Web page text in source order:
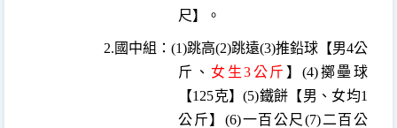
尺】。
2. 國中組： (1)跳高(2)跳遠(3)推鉛球【男4公
斤、 女生3公斤 】(4)擲壘球
【125克】(5)鐵餅【男、女均1
公斤】 (6)一百公尺(7)二百公